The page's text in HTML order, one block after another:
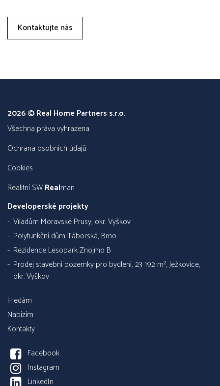
Kontaktujte nás
2026 © Real Home Partners s.r.o.
všechna práva vyhrazena
Ochrana osobních údajů
Cookies
Realitní SWRealman
Developerské projekty
Viladům Moravské Prusy, okr. Vyškov
Polyfunkční dům Táborská, Brno
Rezidence Lesopark Znojmo B
Prodej stavební pozemky pro bydlení, 23 192 m², Ježkovice,
okr. Vyškov
Hledám
Nabízím
Kontakty
Facebook
Instagram
LinkedIn